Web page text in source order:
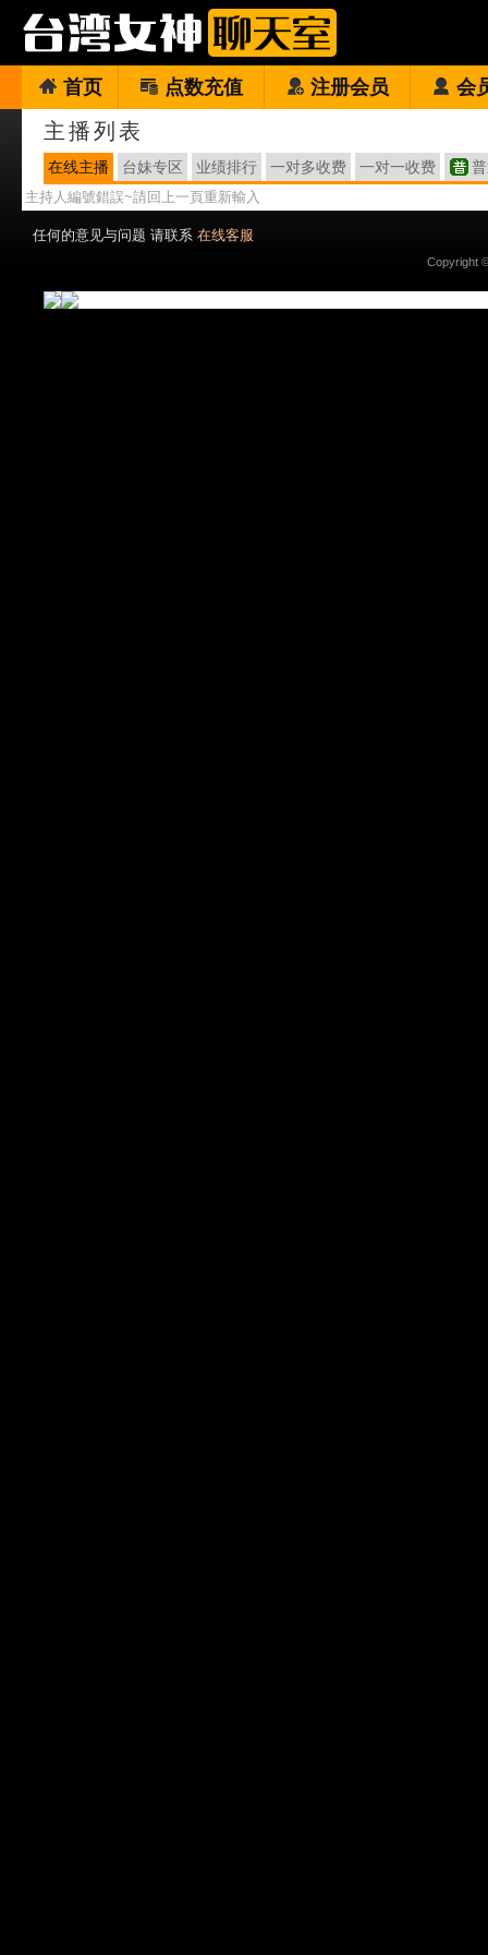
首页 点数充值 注册会员 会
主播列表
在线主播 台妹专区 业绩排行 一对多收费 一对一收费
主持人編號錯誤~請回上一頁重新輸入
任何的意见与问题 请联系 在线客服
Copyright